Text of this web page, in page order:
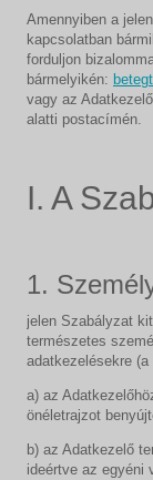
Amennyiben a
kapcsolatban
forduljon
bármelyikén:
vagy az
alatti postacímén.
I. A
1.
jelen Szabályzat
természetes
adatkezelésekre
a) az
önéletrajzot
b) az Adatkezelő
ideértve az egyéni